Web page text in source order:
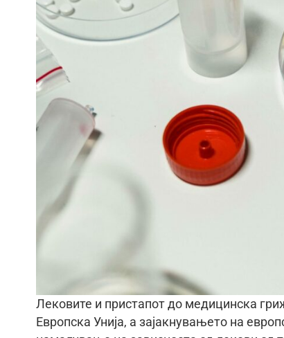
Лековите и пристапот до медицинска
Европска Унија, а зајакнувањето на